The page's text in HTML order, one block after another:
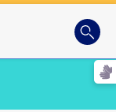
Busca